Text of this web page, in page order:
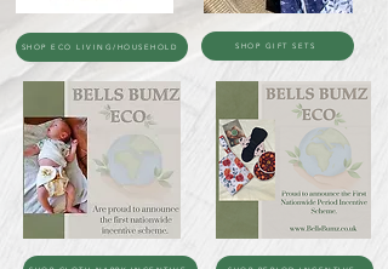
SHOP ECO LIVING/HOUSEHOLD SHOP GIFT SETS